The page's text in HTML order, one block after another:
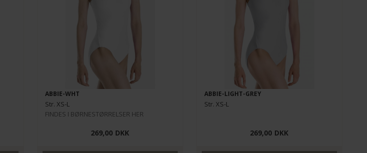
ABBIE-WHT
Str. XS-L
FINDES I BØRNESTØRRELSER HER
269,00 DKK
ABBIE-LIGHT-GREY
Str. XS-L
269,00 DKK